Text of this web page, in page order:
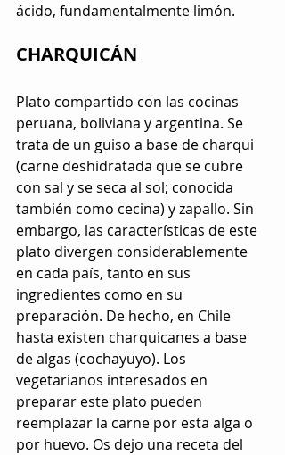
ácido, fundamentalmente limón.
CHARQUICÁN
Plato compartido con las cocinas
peruana, boliviana y argentina. Se
trata de un guiso a base de charqui
(carne deshidratada que se cubre
con sal y se seca al sol; conocida
también como cecina) y zapallo. Sin
embargo, las características de este
plato divergen considerablemente
en cada país, tanto en sus
ingredientes como en su
preparación. De hecho, en Chile
hasta existen charquicanes a base
de algas (cochayuyo). Los
vegetarianos interesados en
preparar este plato pueden
reemplazar la carne por esta alga o
por huevo. Os dejo una receta del